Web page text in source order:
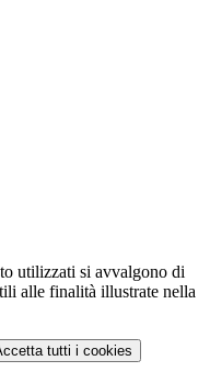
utilizzati si avvalgono di
alle finalità illustrate nella
tutti i cookies